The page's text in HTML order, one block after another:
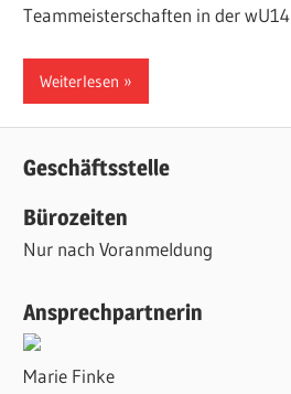
Teammeisterschaften in der wU14
Weiterlesen
Geschäftsstelle
Bürozeiten
Nur nach Voranmeldung
Ansprechpartnerin
Marie Finke